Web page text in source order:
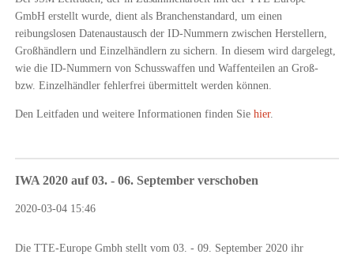
GmbH erstellt wurde, dient als Branchenstandard, um einen
reibungslosen Datenaustausch der ID-Nummern zwischen Herstellern,
Großhändlern und Einzelhändlern zu sichern. In diesem wird dargelegt,
wie die ID-Nummern von Schusswaffen und Waffenteilen an Groß-
bzw. Einzelhändler fehlerfrei übermittelt werden können.
Den Leitfaden und weitere Informationen finden Siehier.
IWA 2020 auf 03. - 06. September verschoben
2020-03-04 15:46
Die TTE-Europe Gmbh stellt vom 03. - 09. September 2020 ihr